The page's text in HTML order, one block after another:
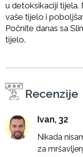
u detoksikaciji tijela.
vaše tijelo i
Počnite danas sa
tijelo.
Recenzije
Ivan, 32
Nikada
za